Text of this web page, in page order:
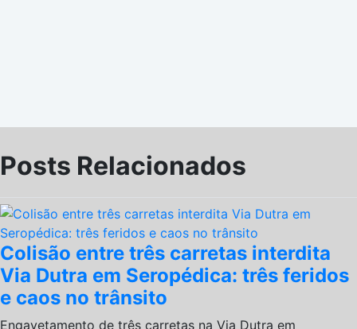
Posts Relacionados
Colisão entre três carretas interdita
Via Dutra em Seropédica: três feridos
e caos no trânsito
Engavetamento de três carretas na Via Dutra em